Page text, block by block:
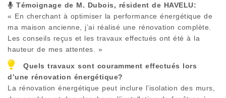
Témoignage de M. Dubois, résident de HAVELU:
« En cherchant à optimiser la performance énergétique de
ma maison ancienne, j’ai réalisé une rénovation complète.
Les conseils reçus et les travaux effectués ont été à la
hauteur de mes attentes. »
Quels travaux sont couramment effectués lors
d’une rénovation énergétique?
La rénovation énergétique peut inclure l’isolation des murs,